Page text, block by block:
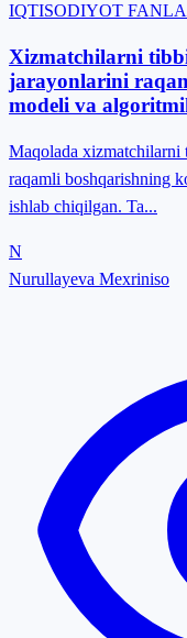
IQTISODIYOT
Xizmatchilarni
jarayonlarini
modeli va
Maqolada xizmatchilarni
raqamli boshqarishning
ishlab chiqilgan. Ta...
N
Nurullayeva Mexriniso